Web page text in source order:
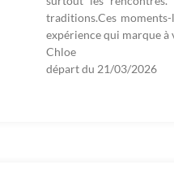
traditions.Ces
expérience qui marque à
Chloe
départ du 21/03/2026